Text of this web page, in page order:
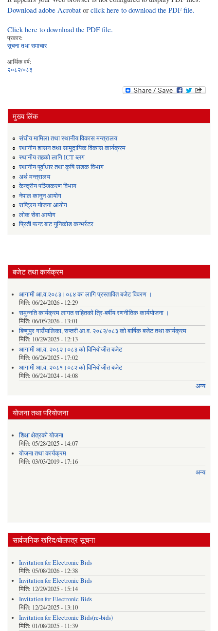
Download adobe Acrobat or click here to download the PDF file.
Click here to download the PDF file.
प्रकार:
सूचना तथा समाचार
आर्थिक वर्ष:
२०८२/०८३
मुख्य लिंक
संघीय मामिला तथा स्थानीय विकास मन्त्रालय
स्थानीय शासन तथा सामुदायिक विकास कार्यक्रम
स्थानीय तहको लागि ICT ब्लग
स्थानीय पूर्वाधार तथा कृषि सडक विभाग
अर्थ मन्त्रालय
केन्द्रीय पञ्जिकरण विभाग
नेपाल कानुन आयोग
राष्ट्रिय योजना आयोग
लोक सेवा आयोग
प्रिती फन्ट बाट युनिकोड कन्भर्रटर
बजेट तथा कार्यक्रम
आगामी आ.व.२०८३।०८४ का लागि प्रस्तावित बजेट विवरण ।
मिति: 06/24/2026 - 12:29
समुन्नति कार्यक्रम लागत सहितको त्रि-बर्षीय रणनीतिक कार्ययोजना ।
मिति: 06/05/2026 - 13:01
बिष्णुपुर गाउँपालिका, सप्तरी आ.व. २०८२/०८३ को बार्षिक बजेट तथा कार्यक्रम
मिति: 10/29/2025 - 12:13
आगामी आ.व. २०८२।०८३ को विनियोजीत बजेट
मिति: 06/26/2025 - 17:02
आगामी आ.व. २०८१।०८२ को विनियोजीत बजेट
मिति: 06/24/2024 - 14:08
अन्य
योजना तथा परियोजना
शिक्षा क्षेत्रकाे याेजना
मिति: 05/28/2025 - 14:07
याेजना तथा कार्यक्रम
मिति: 03/03/2019 - 17:16
अन्य
सार्वजनिक खरिद/बोलपत्र सूचना
Invitation for Electronic Bids
मिति: 05/08/2026 - 12:38
Invitation for Electronic Bids
मिति: 12/29/2025 - 15:14
Invitation for Electronic Bids
मिति: 12/24/2025 - 13:10
Invitation for Electronic Bids(re-bids)
मिति: 01/08/2025 - 11:39